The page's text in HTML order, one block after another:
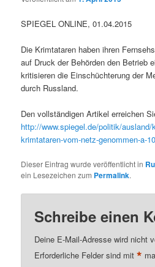
SPIEGEL ONLINE, 01.04.2015
Die Krimtataren haben ihren
auf Druck der Behörden den Betrieb
kritisieren die Einschüchterung der
durch Russland.
Den vollständigen Artikel erreichen
http://www.spiegel.de/politik/ausland/
krimtataren-vom-netz-genommen-a-
Dieser Eintrag wurde veröffentlicht in
ein Lesezeichen zum Permalink.
Schreibe einen
Deine E-Mail-Adresse wird nicht
Erforderliche Felder sind mit*